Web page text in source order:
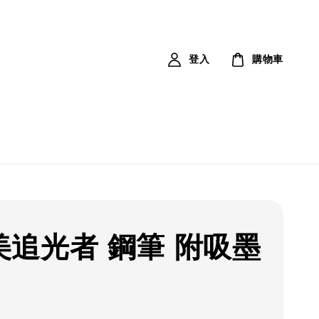
登入 購物車
追光者 鋼筆 附吸墨